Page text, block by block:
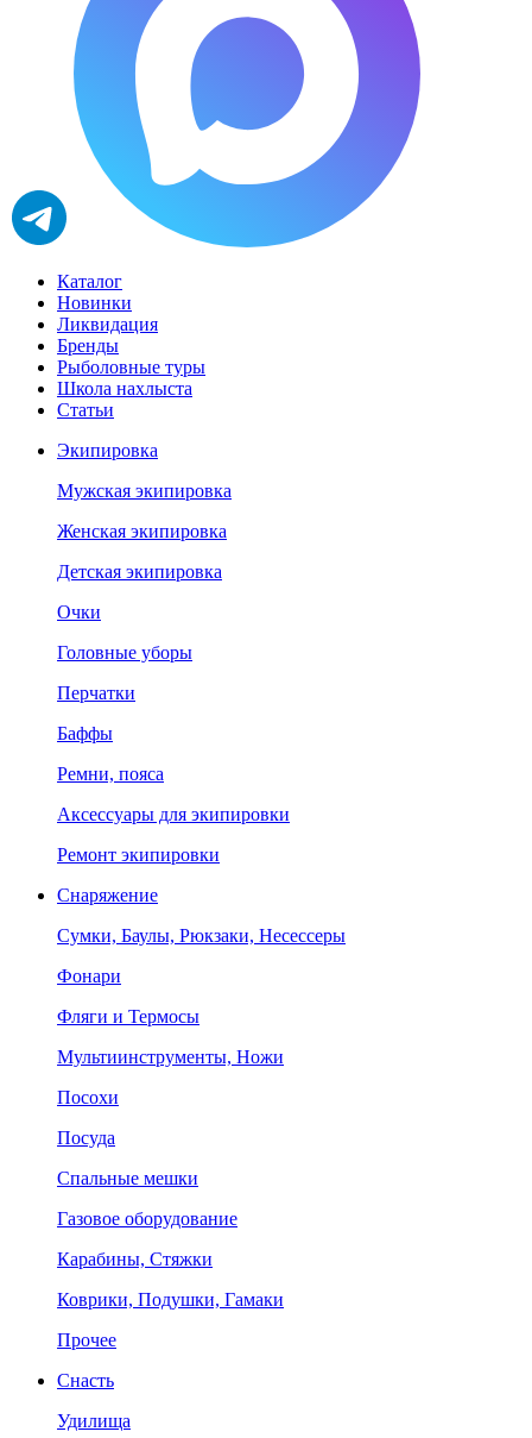
Каталог
Новинки
Ликвидация
Бренды
Рыболовные туры
Школа нахлыста
Статьи
Экипировка
Мужская экипировка
Женская экипировка
Детская экипировка
Очки
Головные уборы
Перчатки
Баффы
Ремни, пояса
Аксессуары для экипировки
Ремонт экипировки
Снаряжение
Сумки, Баулы, Рюкзаки, Несессеры
Фонари
Фляги и Термосы
Мультиинструменты, Ножи
Посохи
Посуда
Спальные мешки
Газовое оборудование
Карабины, Стяжки
Коврики, Подушки, Гамаки
Прочее
Снасть
Удилища